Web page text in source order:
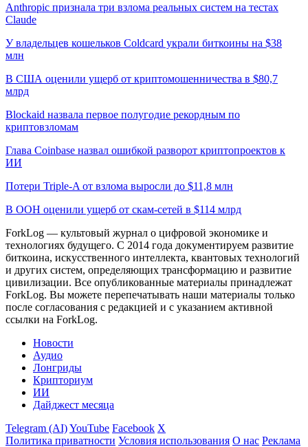
Anthropic признала три взлома реальных систем на тестах
Claude
У владельцев кошельков Coldcard украли биткоины на $38
млн
В США оценили ущерб от криптомошенничества в $80,7
млрд
Blockaid назвала первое полугодие рекордным по
криптовзломам
Глава Coinbase назвал ошибкой разворот криптопроектов к
ИИ
Потери Triple-A от взлома выросли до $11,8 млн
В ООН оценили ущерб от скам-сетей в $114 млрд
ForkLog — культовый журнал о цифровой экономике и
технологиях будущего. С 2014 года документируем развитие
биткоина, искусственного интеллекта, квантовых технологий
и других систем, определяющих трансформацию и развитие
цивилизации. Все опубликованные материалы принадлежат
ForkLog. Вы можете перепечатывать наши материалы только
после согласования с редакцией и с указанием активной
ссылки на ForkLog.
Новости
Аудио
Лонгриды
Крипториум
ИИ
Дайджест месяца
Telegram (AI)YouTube Facebook X
Политика приватности Условия использования О нас Реклама